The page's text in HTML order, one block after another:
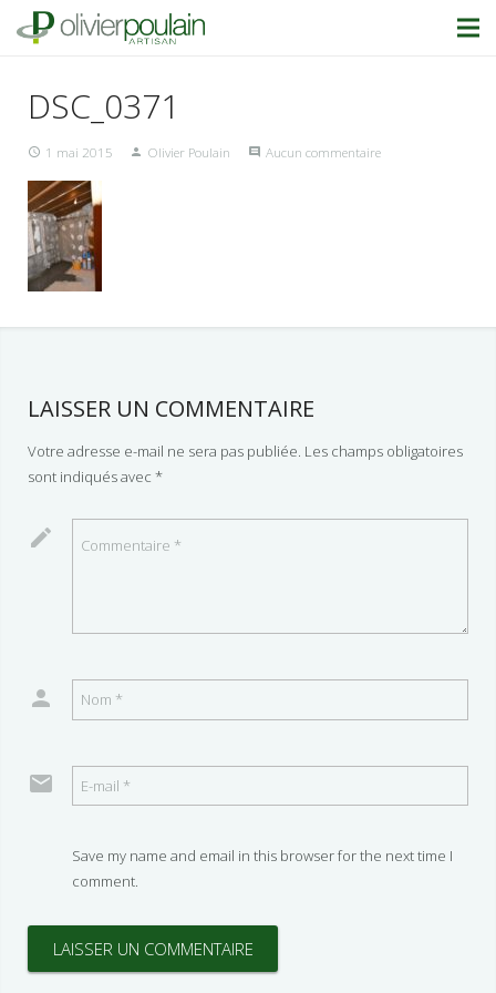
DSC_0371
1 mai 2015 Olivier Poulain Aucun commentaire
LAISSER UN COMMENTAIRE
Votre adresse e-mail ne sera pas publiée. Les champs obligatoires
sont indiqués avec *
Save my name and email in this browser for the next time I
comment.
LAISSER UN COMMENTAIRE